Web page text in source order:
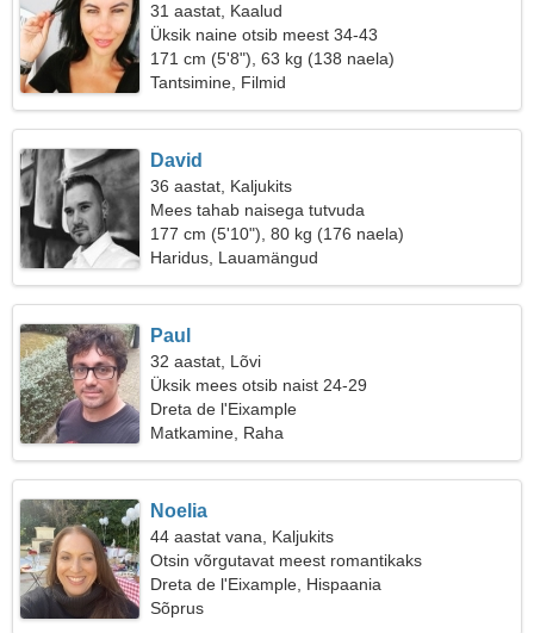
31 aastat, Kaalud
Üksik naine otsib meest 34-43
171 cm (5'8"), 63 kg (138 naela)
Tantsimine, Filmid
David
36 aastat, Kaljukits
Mees tahab naisega tutvuda
177 cm (5'10"), 80 kg (176 naela)
Haridus, Lauamängud
Paul
32 aastat, Lõvi
Üksik mees otsib naist 24-29
Dreta de l'Eixample
Matkamine, Raha
Noelia
44 aastat vana, Kaljukits
Otsin võrgutavat meest romantikaks
Dreta de l'Eixample, Hispaania
Sõprus